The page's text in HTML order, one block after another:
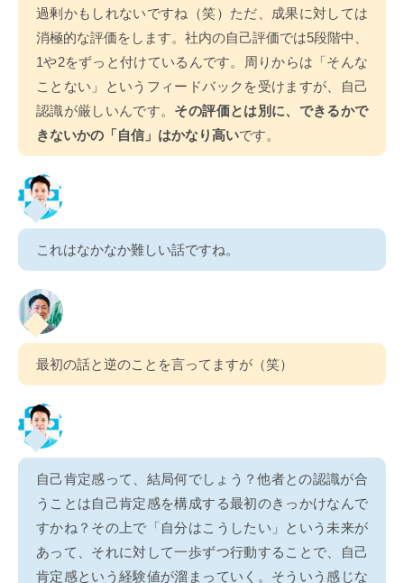
過剰かもしれないですね（笑）ただ、成果に対しては
消極的な評価をします。社内の自己評価では5段階中、
1や2をずっと付けているんです。周りからは「そんな
ことない」というフィードバックを受けますが、自己
認識が厳しいんです。 その評価とは別に、できるかで
きないかの「自信」はかなり高いです。
これはなかなか難しい話ですね。
最初の話と逆のことを言ってますが（笑）
自己肯定感って、結局何でしょう？他者との認識が合
うことは自己肯定感を構成する最初のきっかけなんで
すかね？その上で「自分はこうしたい」という未来が
あって、それに対して一歩ずつ行動することで、自己
肯定感という経験値が溜まっていく。そういう感じな